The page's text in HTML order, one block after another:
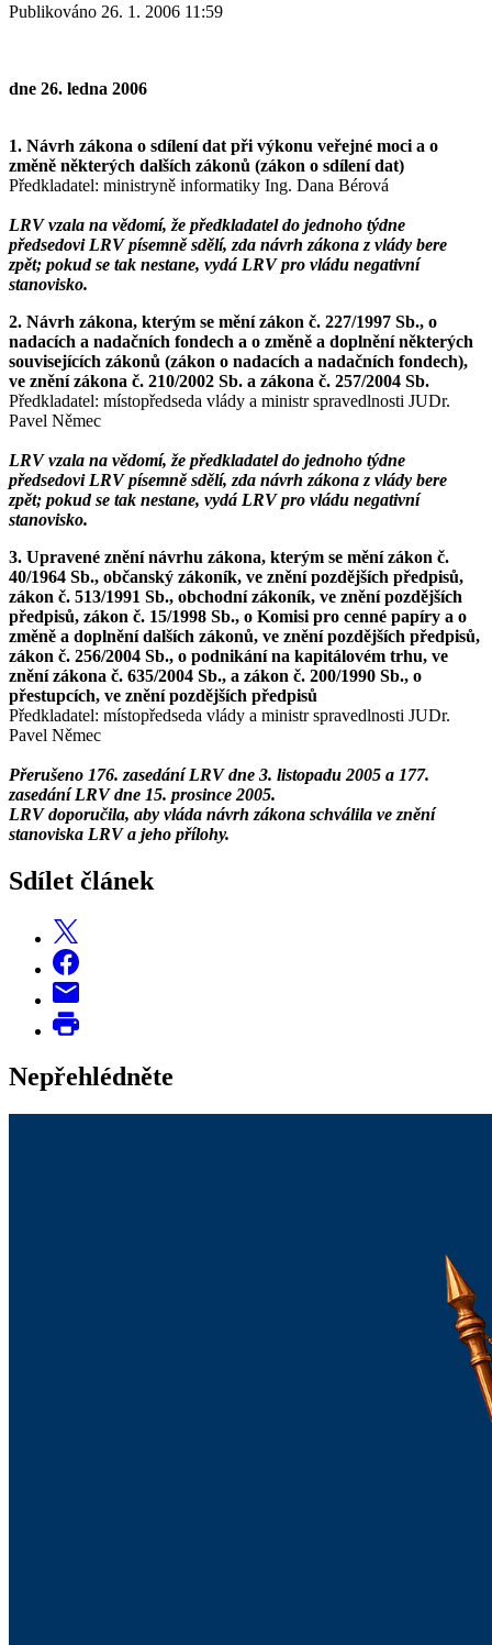
Publikováno 26. 1. 2006 11:59
dne 26. ledna 2006
1. Návrh zákona o sdílení dat při výkonu veřejné moci a o
změně některých dalších zákonů (zákon o sdílení dat)
Předkladatel: ministryně informatiky Ing. Dana Bérová
LRV vzala na vědomí, že předkladatel do jednoho týdne
předsedovi LRV písemně sdělí, zda návrh zákona z vlády bere
zpět; pokud se tak nestane, vydá LRV pro vládu negativní
stanovisko.
2. Návrh zákona, kterým se mění zákon č. 227/1997 Sb., o
nadacích a nadačních fondech a o změně a doplnění některých
souvisejících zákonů (zákon o nadacích a nadačních fondech),
ve znění zákona č. 210/2002 Sb. a zákona č. 257/2004 Sb.
Předkladatel: místopředseda vlády a ministr spravedlnosti JUDr.
Pavel Němec
LRV vzala na vědomí, že předkladatel do jednoho týdne
předsedovi LRV písemně sdělí, zda návrh zákona z vlády bere
zpět; pokud se tak nestane, vydá LRV pro vládu negativní
stanovisko.
3. Upravené znění návrhu zákona, kterým se mění zákon č.
40/1964 Sb., občanský zákoník, ve znění pozdějších předpisů,
zákon č. 513/1991 Sb., obchodní zákoník, ve znění pozdějších
předpisů, zákon č. 15/1998 Sb., o Komisi pro cenné papíry a o
změně a doplnění dalších zákonů, ve znění pozdějších předpisů,
zákon č. 256/2004 Sb., o podnikání na kapitálovém trhu, ve
znění zákona č. 635/2004 Sb., a zákon č. 200/1990 Sb., o
přestupcích, ve znění pozdějších předpisů
Předkladatel: místopředseda vlády a ministr spravedlnosti JUDr.
Pavel Němec
Přerušeno 176. zasedání LRV dne 3. listopadu 2005 a 177.
zasedání LRV dne 15. prosince 2005.
LRV doporučila, aby vláda návrh zákona schválila ve znění
stanoviska LRV a jeho přílohy.
Sdílet článek
Nepřehlédněte